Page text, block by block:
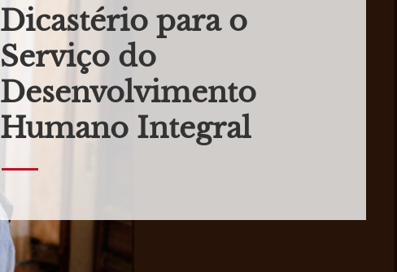
Dicastério para o
Serviço do
Desenvolvimento
Humano Integral